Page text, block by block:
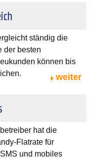
ständig die
der besten
können bis
weiter
hat die
Flatrate für
und mobiles